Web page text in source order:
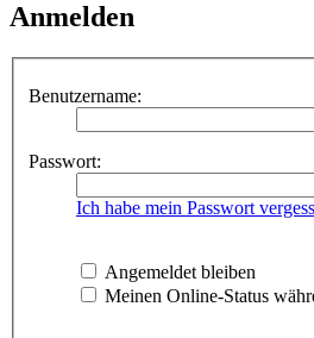
Anmelden
Benutzername:
Passwort:
Ich habe mein Passwort
Angemeldet bleiben
Meinen Online-Status